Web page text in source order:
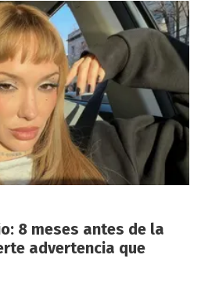
8 meses antes de la
advertencia que